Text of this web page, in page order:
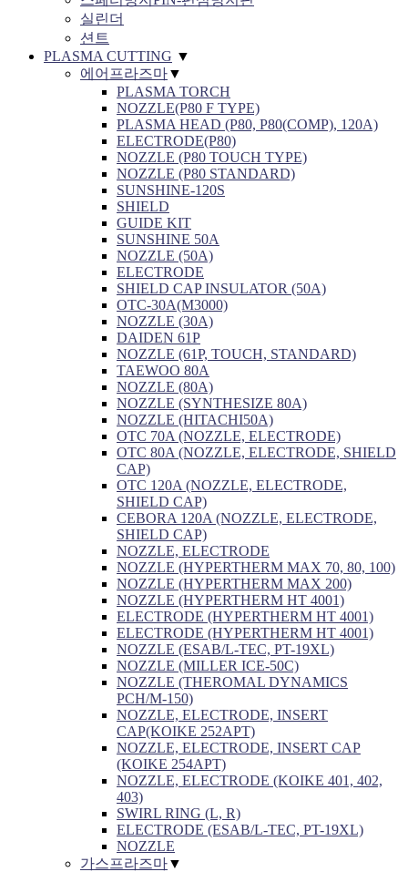
실린더
션트
PLASMA CUTTING ▼
에어프라즈마▼
PLASMA TORCH
NOZZLE(P80 F TYPE)
PLASMA HEAD (P80, P80(COMP), 120A)
ELECTRODE(P80)
NOZZLE (P80 TOUCH TYPE)
NOZZLE (P80 STANDARD)
SUNSHINE-120S
SHIELD
GUIDE KIT
SUNSHINE 50A
NOZZLE (50A)
ELECTRODE
SHIELD CAP INSULATOR (50A)
OTC-30A(M3000)
NOZZLE (30A)
DAIDEN 61P
NOZZLE (61P, TOUCH, STANDARD)
TAEWOO 80A
NOZZLE (80A)
NOZZLE (SYNTHESIZE 80A)
NOZZLE (HITACHI50A)
OTC 70A (NOZZLE, ELECTRODE)
OTC 80A (NOZZLE, ELECTRODE, SHIELD
CAP)
OTC 120A (NOZZLE, ELECTRODE,
SHIELD CAP)
CEBORA 120A (NOZZLE, ELECTRODE,
SHIELD CAP)
NOZZLE, ELECTRODE
NOZZLE (HYPERTHERM MAX 70, 80, 100)
NOZZLE (HYPERTHERM MAX 200)
NOZZLE (HYPERTHERM HT 4001)
ELECTRODE (HYPERTHERM HT 4001)
ELECTRODE (HYPERTHERM HT 4001)
NOZZLE (ESAB/L-TEC, PT-19XL)
NOZZLE (MILLER ICE-50C)
NOZZLE (THEROMAL DYNAMICS
PCH/M-150)
NOZZLE, ELECTRODE, INSERT
CAP(KOIKE 252APT)
NOZZLE, ELECTRODE, INSERT CAP
(KOIKE 254APT)
NOZZLE, ELECTRODE (KOIKE 401, 402,
403)
SWIRL RING (L, R)
ELECTRODE (ESAB/L-TEC, PT-19XL)
NOZZLE
가스프라즈마▼